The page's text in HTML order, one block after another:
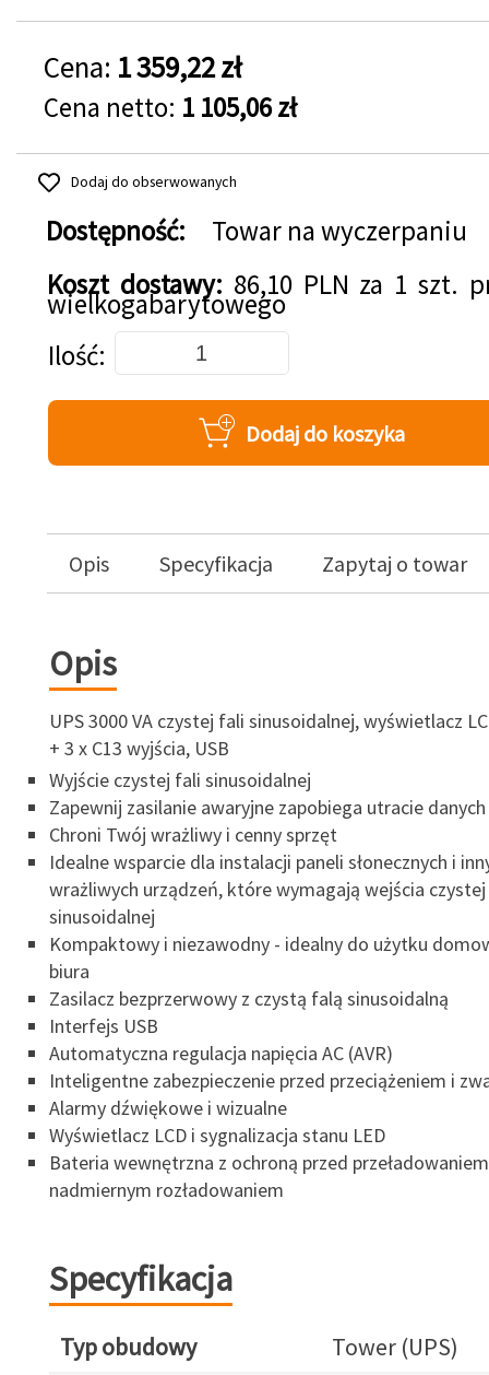
Cena: 1 359,22 zł
Cena netto: 1 105,06 zł
Dodaj do obserwowanych
Dostępność:
Towar na wyczerpaniu
Koszt dostawy: 86,10 PLN za 1 szt.
wielkogabarytowego
Dodaj do koszyka
Ilość
Dodaj do koszyka
Opis Specyfikacja Zapytaj o towar
Opis
UPS 3000 VA czystej fali sinusoidalnej, wyświetlacz
+ 3 x C13 wyjścia, USB
Wyjście czystej fali sinusoidalnej
Zapewnij zasilanie awaryjne zapobiega utracie danych
Chroni Twój wrażliwy i cenny sprzęt
Idealne wsparcie dla instalacji paneli słonecznych i
wrażliwych urządzeń, które wymagają wejścia
sinusoidalnej
Kompaktowy i niezawodny - idealny do użytku
biura
Zasilacz bezprzerwowy z czystą falą sinusoidalną
Interfejs USB
Automatyczna regulacja napięcia AC (AVR)
Inteligentne zabezpieczenie przed przeciążeniem i
Alarmy dźwiękowe i wizualne
Wyświetlacz LCD i sygnalizacja stanu LED
Bateria wewnętrzna z ochroną przed
nadmiernym rozładowaniem
Specyfikacja
Typ obudowy
Tower (UPS)